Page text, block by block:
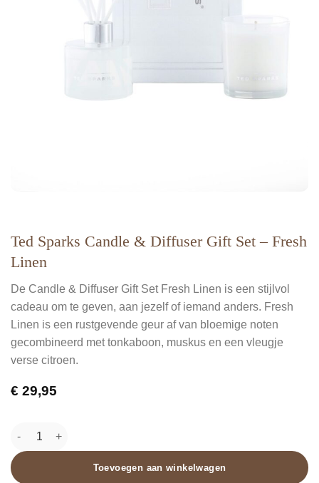
Ted Sparks Candle & Diffuser Gift Set – Fresh
Linen
De Candle & Diffuser Gift Set Fresh Linen is een stijlvol
cadeau om te geven, aan jezelf of iemand anders. Fresh
Linen is een rustgevende geur af van bloemige noten
gecombineerd met tonkaboon, muskus en een vleugje
verse citroen.
€ 29,95
Ted Sparks Candle & Diffuser Gift Set - Fresh Linen aantal
Toevoegen aan winkelwagen